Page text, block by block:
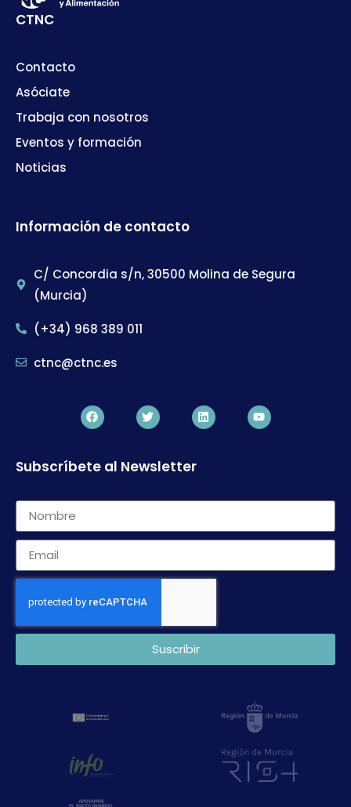
CTNC
Contacto
Asóciate
Trabaja con nosotros
Eventos y formación
Noticias
Información de contacto
C/ Concordia s/n, 30500 Molina de Segura
(Murcia)
(+34) 968 389 011
ctnc@ctnc.es
Subscríbete al Newsletter
Suscribir